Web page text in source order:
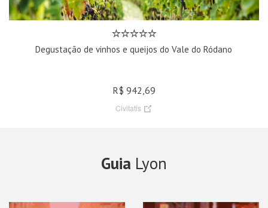
Degustação de vinhos e queijos do Vale do Ródano
R$ 942,69
Civitatis
Guia Lyon